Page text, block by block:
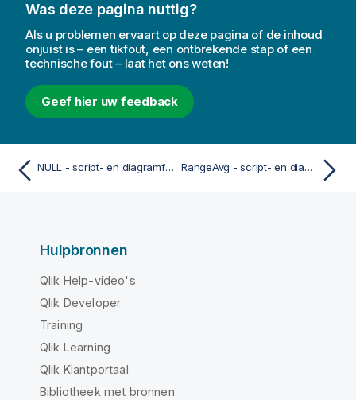
Was deze pagina nuttig?
Als u problemen ervaart op deze pagina of de inhoud
onjuist is – een tikfout, een ontbrekende stap of een
technische fout – laat het ons weten!
Geef hier uw feedback
NULL - script- en diagramfunctie RangeAvg - script- en diagramfunctie
Hulpbronnen
Qlik Help-video's
Qlik Developer
Training
Qlik Learning
Qlik Klantportaal
Bibliotheek met bronnen